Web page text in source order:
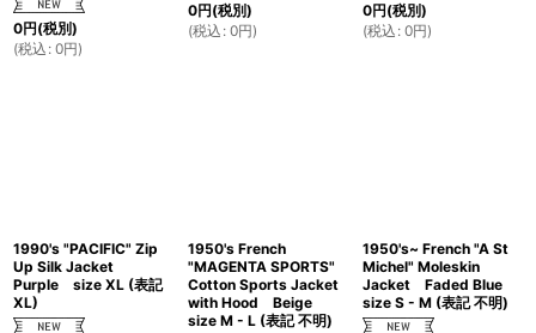
0円(税別)
(税込 : 0円)
0円(税別)
(税込 : 0円)
0円(税別)
(税込 : 0円)
1990's "PACIFIC" Zip
Up Silk Jacket
Purple size XL (表記
XL)
1950's French
"MAGENTA SPORTS"
Cotton Sports Jacket
with Hood Beige
size M - L (表記 不明)
1950's~ French "A St
Michel" Moleskin
Jacket Faded Blue
size S - M (表記 不明)